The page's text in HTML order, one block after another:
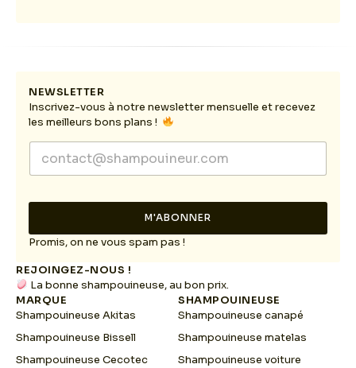
NEWSLETTER
Inscrivez-vous à notre newsletter mensuelle et recevez
les meilleurs bons plans !
a
l
*
E
a
l
M'ABONNER
Promis, on ne vous spam pas !
REJOINGEZ-NOUS !
La bonne shampouineuse, au bon prix.
MARQUE
Shampouineuse Akitas
Shampouineuse Bissell
Shampouineuse Cecotec
SHAMPOUINEUSE
Shampouineuse canapé
Shampouineuse matelas
Shampouineuse voiture